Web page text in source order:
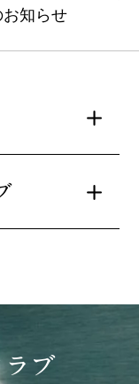
知らせ
ブ